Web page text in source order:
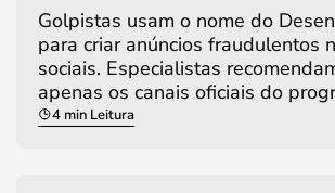
Golpistas usam o nome do
para criar anúncios fraudulentos
sociais. Especialistas
apenas os canais oficiais do
4 min Leitura